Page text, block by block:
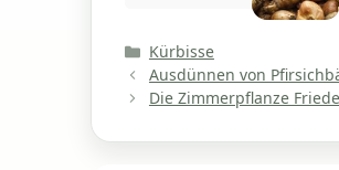
Kategorien
Kürbisse
Ausdünnen von
Die Zimmerpflanze